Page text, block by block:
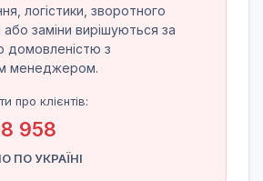
логістики, зворотного
або заміни вирішуються за
домовленістю з
менеджером.
про клієнтів:
958
ПО УКРАЇНІ